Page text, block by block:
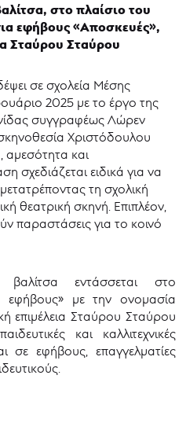
στο πλαίσιο του
εφήβους «Αποσκευές»,
Σταύρου Σταύρου
σε σχολεία Μέσης
2025 με το έργο της
συγγραφέως Λώρεν
Χριστόδουλου
αμεσότητα και
σχεδιάζεται ειδικά για να
τη σχολική
θεατρική σκηνή. Επιπλέον,
παραστάσεις για το κοινό
εντάσσεται στο
με την ονομασία
επιμέλεια Σταύρου Σταύρου
και καλλιτεχνικές
σε εφήβους, επαγγελματίες